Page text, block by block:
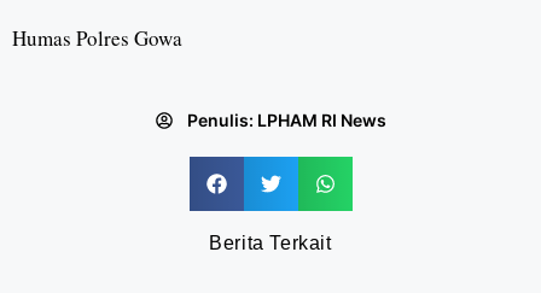
Humas Polres Gowa
Penulis: LPHAM RI News
Berita Terkait